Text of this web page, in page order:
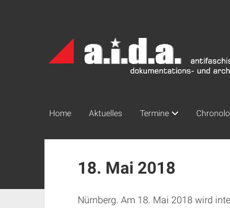
Archiv
München
Home Aktuelles Termine
18. Mai 2018
Nürnberg. Am 18. Mai 2018 wird